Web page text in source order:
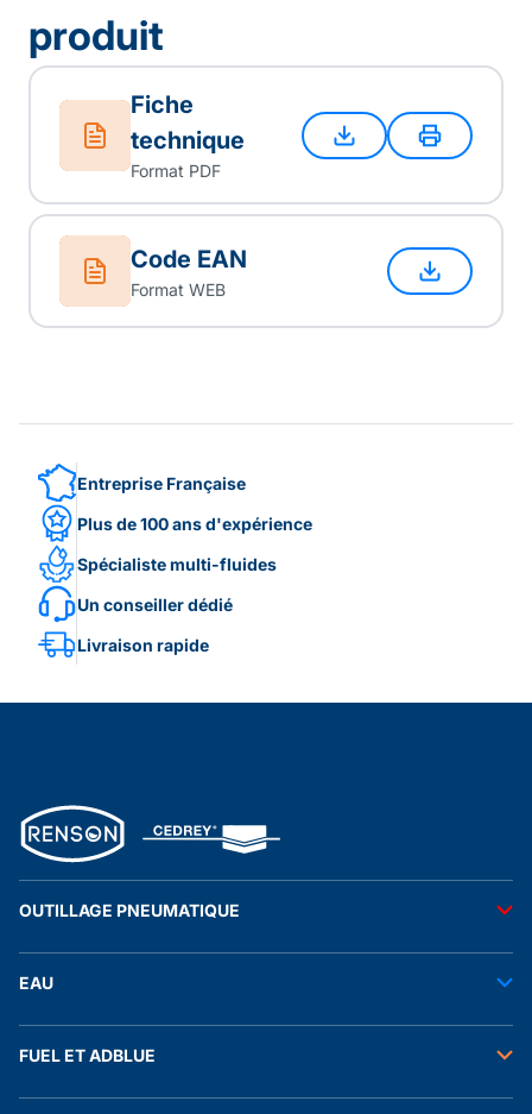
produit
Fiche
technique
Format PDF
Code EAN
Format WEB
Entreprise Française
Plus de 100 ans d'expérience
Spécialiste multi-fluides
Un conseiller dédié
Livraison rapide
OUTILLAGE PNEUMATIQUE
Accessoires pneumatiques
EAU
Tuyaux
Raccords et autres accessoires
FUEL ET ADBLUE